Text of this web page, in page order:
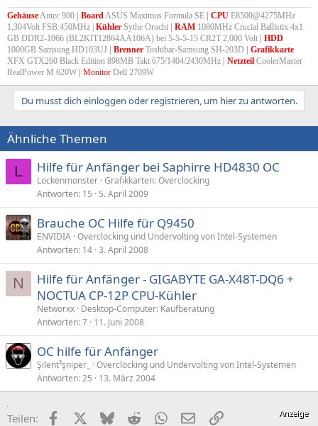
Gehäuse Antec 900 | Board ASUS Maximus Formula SE | CPU E8500@4275MHz
1,304Volt FSB:450MHz | Kühler Sythe Orochi | RAM 1080MHz Crucial Ballistix 4x1
GB DDR2-1066 (BL2KIT12864AA106A) bei 5-5-5-15 CR2T 2,000 Volt | HDD
1000GB Samsung HD103UJ | Brenner Toshibar-Samsung SH-203D | Grafikkarte
XFX GTX260 Black Edition 898MB Takt 675/1404/2430MHz | Netzteil CoolerMaster
RealPower M 620W | Monitor Dell 2709W
Du musst dich einloggen oder registrieren, um hier zu antworten.
Ähnliche Themen
L Hilfe für Anfänger bei Saphirre HD4830 OC
Lockenmonster Grafikkarten: Overclocking
Antworten 15 5. April 2009
Brauche OC Hilfe für Q9450
ENVIDIA Overclocking und Undervolting von Intel-Systemen
Antworten 14 3. April 2008
N
Hilfe für Anfänger - GIGABYTE GA-X48T-DQ6 +
NOCTUA CP-12P CPU-Kühler
Networxx Desktop-Computer: Kaufberatung
Antworten 7 11. Juni 2008
OC hilfe für Anfänger
Şilent³şniper_
Overclocking und Undervolting von Intel-Systemen
Antworten 25 13. März 2004
Teilen: FacebookX (Twitter)
BlueskyRedditWhatsApp
E-MailLink